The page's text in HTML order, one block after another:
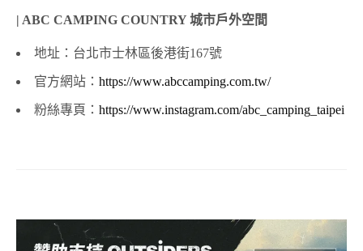
| ABC CAMPING COUNTRY 城市戶外空間
地址：台北市士林區後港街167號
官方網站： https://www.abccamping.com.tw/
粉絲專頁： https://www.instagram.com/abc_camping_taipei